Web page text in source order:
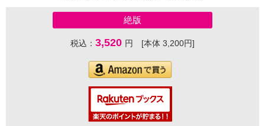
絶版
税込： 3,520 円 [本体 3,200円]